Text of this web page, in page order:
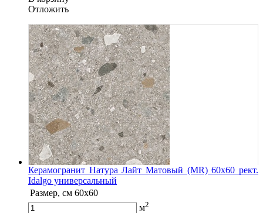
Oтложить
Керамогранит Натура Лайт Матовый (MR) 60х60 рект.
Idalgo универсальный
Размер, см 60х60
м2